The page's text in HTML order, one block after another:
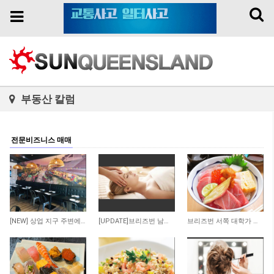
Toggle
Toggle
부동산 칼럼
전문비즈니스 매매
188 [NEW] 상업 지구 주변에 위치한 저렴한 렌트비의 수익률 좋은 타이 테이크 어웨이 샾 매… 128 [UPDATE]브리즈번 남쪽 저렴한 렌트비 마사지 샾 386 브리즈번 서쪽 대학가 인근 일식당 매매 합니다